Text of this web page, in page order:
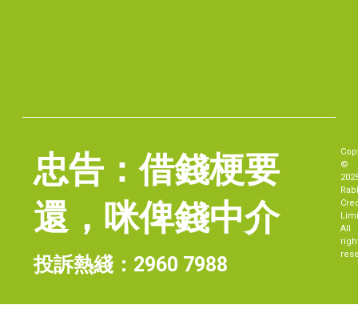
忠告：借錢梗要
還，咪俾錢中介
投訴熱綫： 2960 7988
©
All